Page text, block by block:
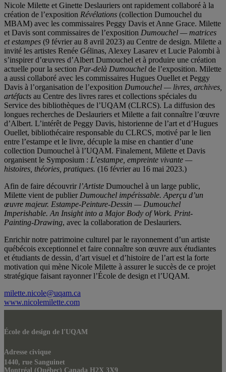
Nicole Milette et Ginette Deslauriers ont rapidement collaboré à la
création de l’exposition Révélations (collection Dumouchel du
MBAM) avec les commissaires Peggy Davis et Anne Grace. Milette
et Davis sont commissaires de l’exposition Dumouchel — matrices
et estampes (9 février au 8 avril 2023) au Centre de design. Milette a
invité les artistes Renée Gélinas, Alexey Lasarev et Lucie Palombi à
s’inspirer d’œuvres d’Albert Dumouchel et à produire une création
actuelle pour la section Par-delà Dumouchel de l’exposition. Milette
a aussi collaboré avec les commissaires Hugues Ouellet et Peggy
Davis à l’organisation de l’exposition Dumouchel — livres, archives,
artéfacts au Centre des livres rares et collections spéciales du
Service des bibliothèques de l’UQAM (CLRCS). La diffusion des
longues recherches de Deslauriers et Milette a fait connaître l’œuvre
d’Albert. L’intérêt de Peggy Davis, historienne de l’art et d’Hugues
Ouellet, bibliothécaire responsable du CLRCS, motivé par le lien
entre l’estampe et le livre, décuple la mise en chantier d’une
collection Dumouchel à l’UQAM. Finalement, Milette et Davis
organisent le Symposium : L’estampe, empreinte vivante —
histoires, théories, pratiques. (16 février au 16 mai 2023.)
Afin de faire découvrir l’Artiste Dumouchel à un large public,
Milette vient de publier Dumouchel impérissable. Aperçu d’un
œuvre majeur. Estampe-Peinture-Dessin — Dumouchel
Imperishable. An Insight into a Major Body of Work. Print-
Painting-Drawing, avec la collaboration de Deslauriers.
Enrichir notre patrimoine culturel par le rayonnement d’un artiste
québécois exceptionnel et faire connaître son œuvre aux étudiantes
et étudiants de dessin, d’art visuel et d’histoire de l’art est la forte
motivation qui mène Nicole Milette à assurer le succès de ce projet
stratégique faisant rayonner l’École de design et l’UQAM.
milette.nicole@uqam.ca
www.nicolemilette.com
École de design de l'UQAM
Adresse civique
1440, rue Sanguinet
Montréal (Québec) Canada H2X 3X9